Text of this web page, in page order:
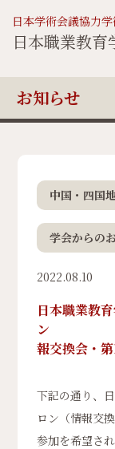
日本学術会議協力
日本職業教育
お知らせ
中国・四国
学会からの
2022.08.10
日本職業教
報交換会・
下記の通り、
ロン（情報交
参加を希望さ